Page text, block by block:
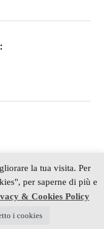
& CRAFT |
01574070098 |
la tua visita. Per
per saperne di più e
& Cookies Policy
i cookies